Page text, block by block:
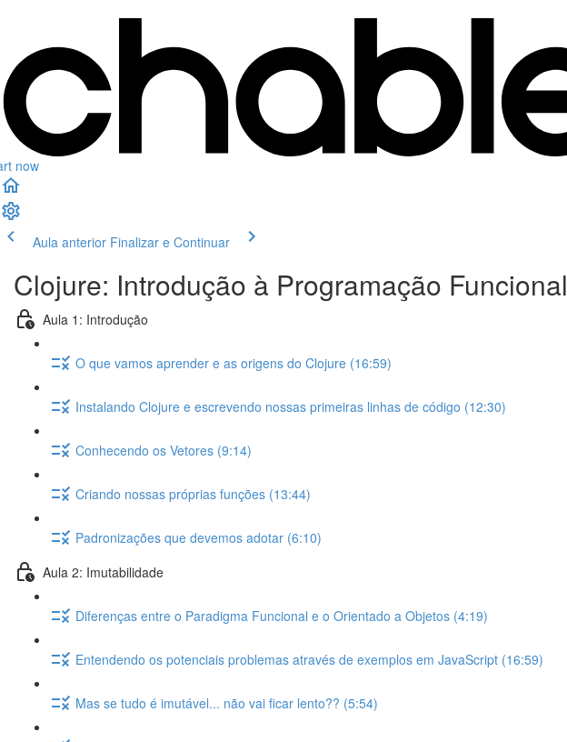
now
Aula anterior Finalizar e Continuar
Clojure: Introdução à Programação Funcional
Aula 1: Introdução
O que vamos aprender e as origens do Clojure (16:59)
Instalando Clojure e escrevendo nossas primeiras linhas de código (12:30)
Conhecendo os Vetores (9:14)
Criando nossas próprias funções (13:44)
Padronizações que devemos adotar (6:10)
Aula 2: Imutabilidade
Diferenças entre o Paradigma Funcional e o Orientado a Objetos (4:19)
Entendendo os potenciais problemas através de exemplos em JavaScript (16:59)
Mas se tudo é imutável... não vai ficar lento?? (5:54)